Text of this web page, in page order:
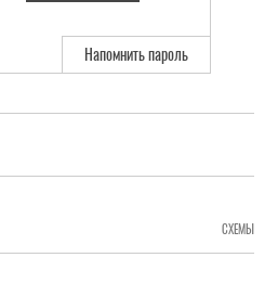
Напомнить пароль
СХЕМЫ